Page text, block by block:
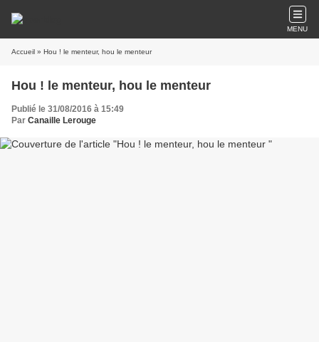
MENU
Accueil » Hou ! le menteur, hou le menteur
Hou ! le menteur, hou le menteur
Publié le 31/08/2016 à 15:49
Par Canaille Lerouge